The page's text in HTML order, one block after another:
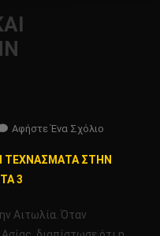
Αφήστε Ένα ΣχόλιοΓια
ΣΤΗΝ
3
Αιτωλία. Όταν